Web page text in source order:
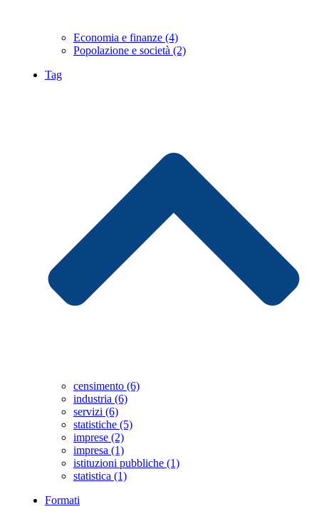
Economia e finanze (4)
Popolazione e società (2)
Tag
censimento (6)
industria (6)
servizi (6)
statistiche (5)
imprese (2)
impresa (1)
istituzioni pubbliche (1)
statistica (1)
Formati